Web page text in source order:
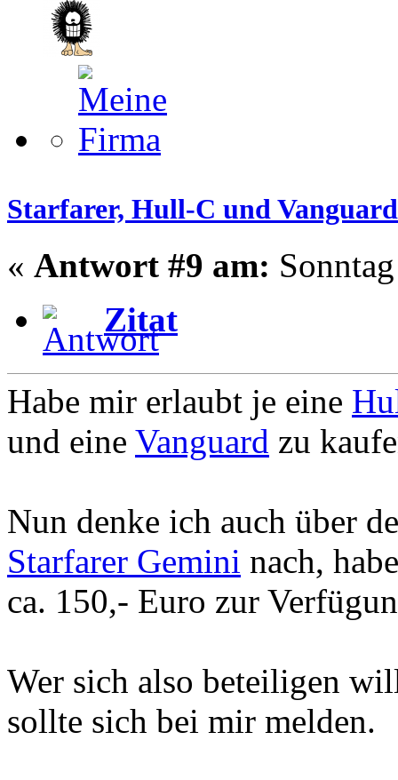
Starfarer, Hull-C und Vanguard
« Antwort #9 am:
Zitat
Habe mir erlaubt je eine
und eine Vanguard zu
Nun denke ich auch über
Starfarer Gemini nach,
ca. 150,- Euro zur
Wer sich also beteiligen
sollte sich bei mir melden.